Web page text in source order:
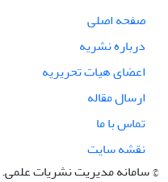
صفحه اصلی
درباره نشریه
اعضای هیات تحریریه
ارسال مقاله
تماس با ما
نقشه سایت
© سامانه مدیریت نشریات علمی.